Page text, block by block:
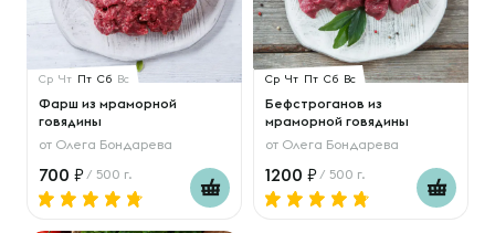
Ср Чт Пт Сб Вс
Фарш из мраморной
говядины
от Олега Бондарева
700 / 500 г.
Ср Чт Пт Сб Вс
Бефстроганов из
мраморной говядины
от Олега Бондарева
1200 / 500 г.